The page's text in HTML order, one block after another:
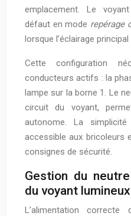
emplacement. Le
défaut en mode repérage
lorsque l’éclairage principal
Cette configuration
conducteurs actifs : la
lampe sur la borne 1. Le
circuit du voyant,
autonome. La
accessible aux bricoleurs
consignes de sécurité.
Gestion du
du voyant
L’alimentation